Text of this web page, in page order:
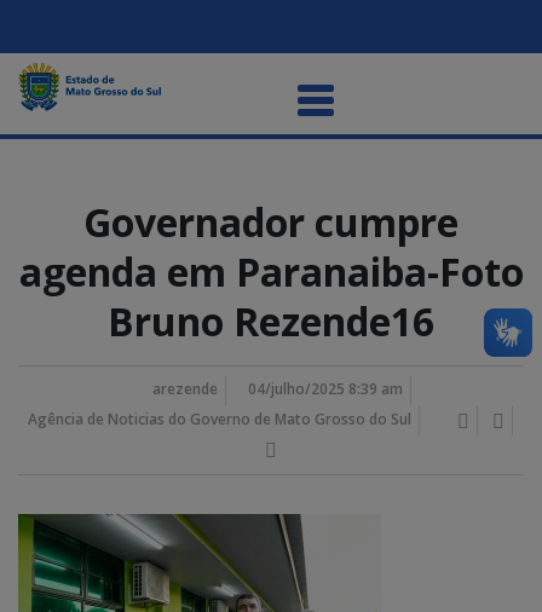
Governador cumpre
agenda em Paranaiba-Foto
Bruno Rezende16
arezende
04/julho/2025 8:39 am
Agência de Noticias do Governo de Mato Grosso do Sul